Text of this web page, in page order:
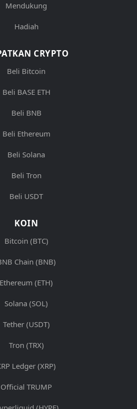
Mendukung
Hadiah
CRYPTO
Beli Bitcoin
Beli BASE ETH
Beli BNB
Beli Ethereum
Beli Solana
Beli Tron
Beli USDT
KOIN
Bitcoin (BTC)
Chain (BNB)
Ethereum (ETH)
Solana (SOL)
Tether (USDT)
Tron (TRX)
Ledger (XRP)
Official TRUMP